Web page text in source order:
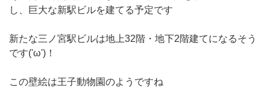
し、巨大な新駅ビルを建てる予定です
新たな三ノ宮駅ビルは地上32階・地下2階建てになるそう
です('ω')！
この壁絵は王子動物園のようですね